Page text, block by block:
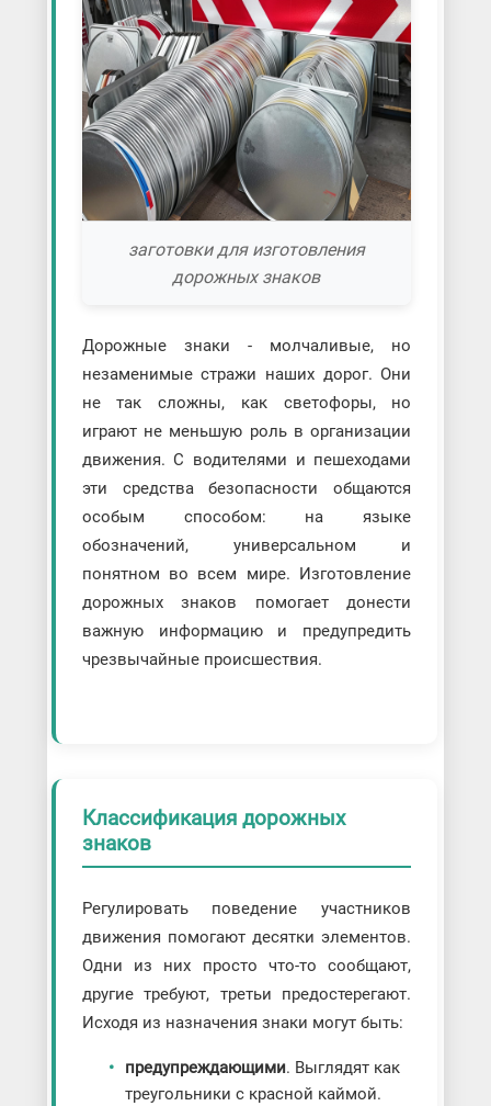
заготовки для изготовления
дорожных знаков
Дорожные знаки - молчаливые, но
незаменимые стражи наших дорог. Они
не так сложны, как светофоры, но
играют не меньшую роль в организации
движения. С водителями и пешеходами
эти средства безопасности общаются
особым способом: на языке
обозначений, универсальном и
понятном во всем мире. Изготовление
дорожных знаков помогает донести
важную информацию и предупредить
чрезвычайные происшествия.
Классификация дорожных
знаков
Регулировать поведение участников
движения помогают десятки элементов.
Одни из них просто что-то сообщают,
другие требуют, третьи предостерегают.
Исходя из назначения знаки могут быть:
предупреждающими. Выглядят как
треугольники с красной каймой.